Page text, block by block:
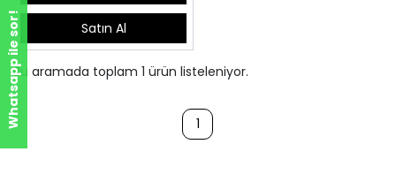
Satın Al
Bu aramada toplam 1 ürün listeleniyor.
1
Whatsapp ile sor!